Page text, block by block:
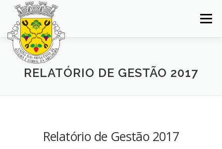
Saltar
conteúdo
Menu
INÍCIO JUNTA DE FREGUESIA
CONCURSOS CONTACTOS
RELATÓRIO DE GESTÃO 2017
Relatório de Gestão 2017